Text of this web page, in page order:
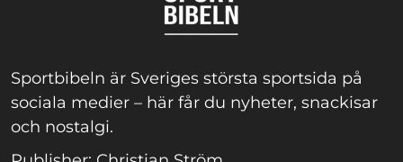
Sportbibeln är Sveriges största sportsida på
sociala medier – här får du nyheter, snackisar
och nostalgi.